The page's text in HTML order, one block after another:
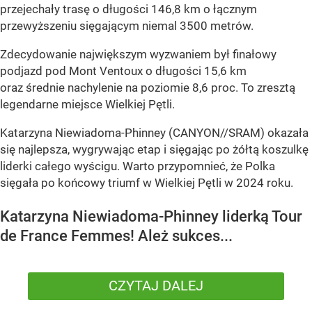
przejechały trasę o długości 146,8 km o łącznym
przewyższeniu sięgającym niemal 3500 metrów.
Zdecydowanie największym wyzwaniem był finałowy
podjazd pod Mont Ventoux o długości 15,6 km
oraz średnie nachylenie na poziomie 8,6 proc. To zresztą
legendarne miejsce Wielkiej Pętli.
Katarzyna Niewiadoma-Phinney (CANYON//SRAM) okazała
się najlepsza, wygrywając etap i sięgając po żółtą koszulkę
liderki całego wyścigu. Warto przypomnieć, że Polka
sięgała po końcowy triumf w Wielkiej Pętli w 2024 roku.
Katarzyna Niewiadoma-Phinney liderką Tour
de France Femmes! Ależ sukces...
CZYTAJ DALEJ